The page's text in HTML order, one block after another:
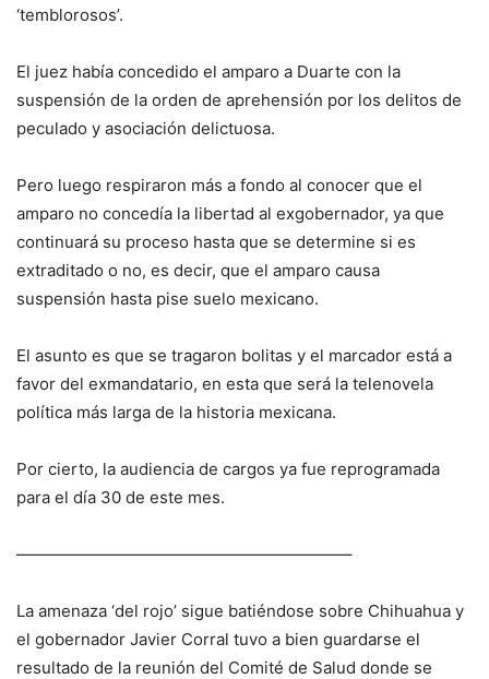
‘temblorosos’.
El juez había concedido el amparo a Duarte con la
suspensión de la orden de aprehensión por los delitos de
peculado y asociación delictuosa.
Pero luego respiraron más a fondo al conocer que el
amparo no concedía la libertad al exgobernador, ya que
continuará su proceso hasta que se determine si es
extraditado o no, es decir, que el amparo causa
suspensión hasta pise suelo mexicano.
El asunto es que se tragaron bolitas y el marcador está a
favor del exmandatario, en esta que será la telenovela
política más larga de la historia mexicana.
Por cierto, la audiencia de cargos ya fue reprogramada
para el día 30 de este mes.
————————————————————–
La amenaza ‘del rojo’ sigue batiéndose sobre Chihuahua y
el gobernador Javier Corral tuvo a bien guardarse el
resultado de la reunión del Comité de Salud donde se